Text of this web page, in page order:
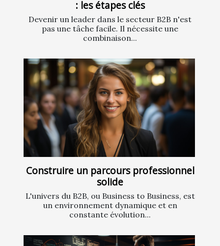
: les étapes clés
Devenir un leader dans le secteur B2B n'est
pas une tâche facile. Il nécessite une
combinaison...
Construire un parcours professionnel
solide
L'univers du B2B, ou Business to Business, est
un environnement dynamique et en
constante évolution...